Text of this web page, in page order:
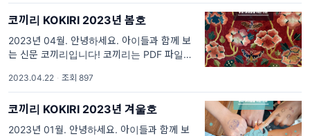
수 있습니다. 위
코끼리 KOKIRI 2023년 봄호
2023년 04월. 안녕하세요. 아이들과 함께 보
는 신문 코끼리입니다! 코끼리는 PDF 파일로
면 코끼리 봄호 전체를 다운로드 받아 보실 수
있습니다. 위의
2023.04.22 · 조회 897
코끼리 KOKIRI 2023년 겨울호
2023년 01월. 안녕하세요. 아이들과 함께 보